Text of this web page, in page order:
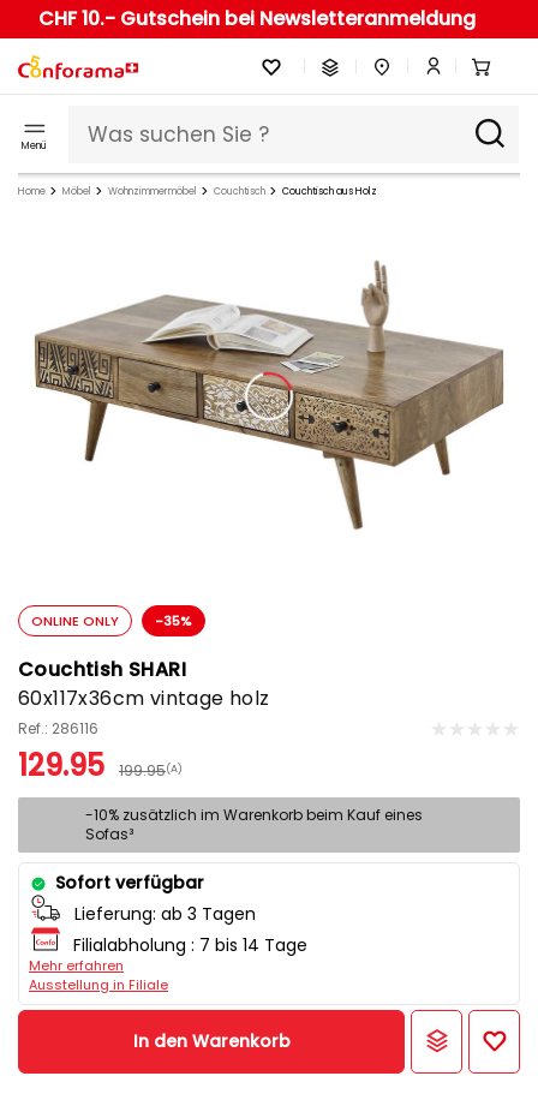
CHF 10.- Gutschein bei Newsletteranmeldung
Menü
Home Möbel Wohnzimmermöbel Couchtisch Couchtisch aus Holz
ONLINE ONLY -35%
Couchtish SHARI
60x117x36cm vintage holz
Ref.: 286116
129.95 199.95(A)
-10% zusätzlich im Warenkorb beim Kauf eines
Sofas³
Sofort verfügbar
Lieferung: ab 3 Tagen
Filialabholung : 7 bis 14 Tage
Mehr erfahren
Ausstellung in Filiale
In den Warenkorb